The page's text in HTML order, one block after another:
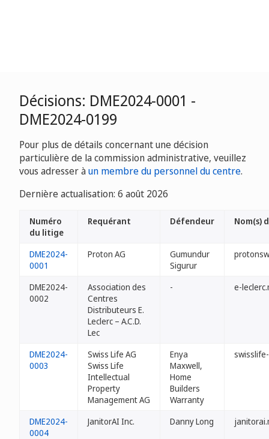
Décisions: DME2024-0001 -
DME2024-0199
Pour plus de détails concernant une décision
particulière de la commission administrative, veuillez
vous adresser àun membre du personnel du centre.
Dernière actualisation: 6 août 2026
Numéro
du litige
Requérant Défendeur Nom(s)
DME2024-
0001
Proton AG
Gumundur
Sigurur
DME2024-
0002
Association des
Centres
Distributeurs E.
Leclerc – A.C.D.
Lec
- e-
DME2024-
0003
Swiss Life AG
Swiss Life
Intellectual
Property
Management AG
Enya
Maxwell,
Home
Builders
Warranty
DME2024-
0004
JanitorAI Inc. Danny Long